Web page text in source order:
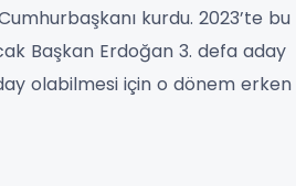
kurdu. 2023’te bu
Başkan Erdoğan 3. defa aday
olabilmesi için o dönem erken